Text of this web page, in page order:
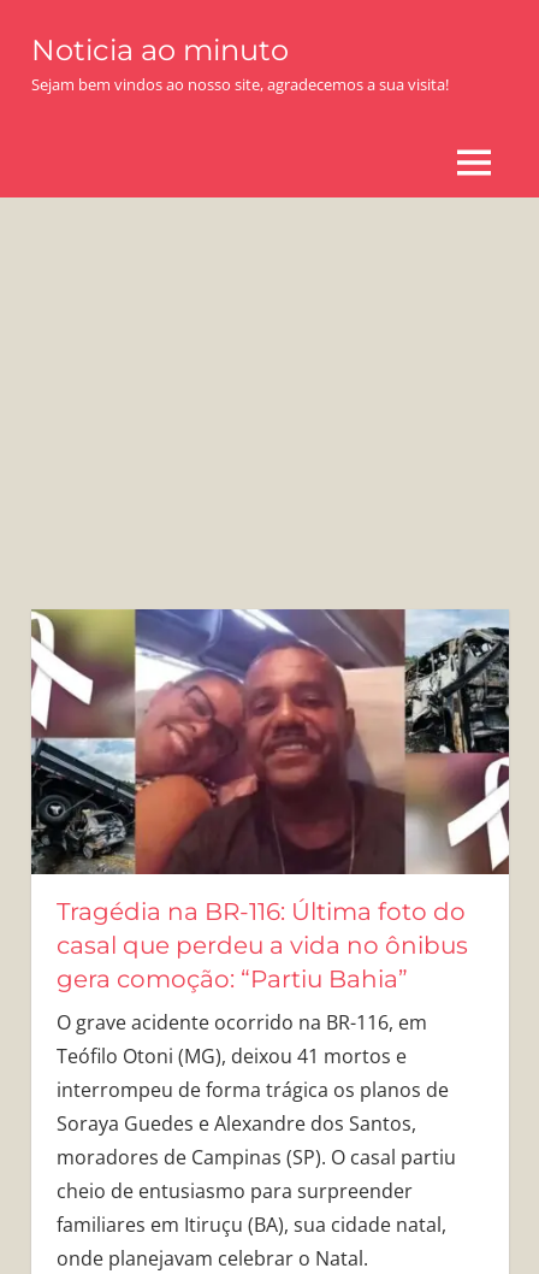
content
Noticia ao minuto
Sejam bem vindos ao nosso site, agradecemos a sua visita!
MENU
Tragédia na BR-116: Última foto do
casal que perdeu a vida no ônibus
gera comoção: “Partiu Bahia”
O grave acidente ocorrido na BR-116, em
Teófilo Otoni (MG), deixou 41 mortos e
interrompeu de forma trágica os planos de
Soraya Guedes e Alexandre dos Santos,
moradores de Campinas (SP). O casal partiu
cheio de entusiasmo para surpreender
familiares em Itiruçu (BA), sua cidade natal,
onde planejavam celebrar o Natal.